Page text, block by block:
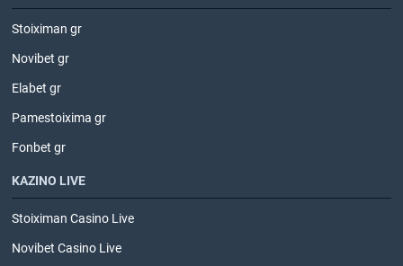
Stoiximan gr
Novibet gr
Elabet gr
Pamestoixima gr
Fonbet gr
ΚΑΖΙΝΟ LIVE
Stoiximan Casino Live
Novibet Casino Live